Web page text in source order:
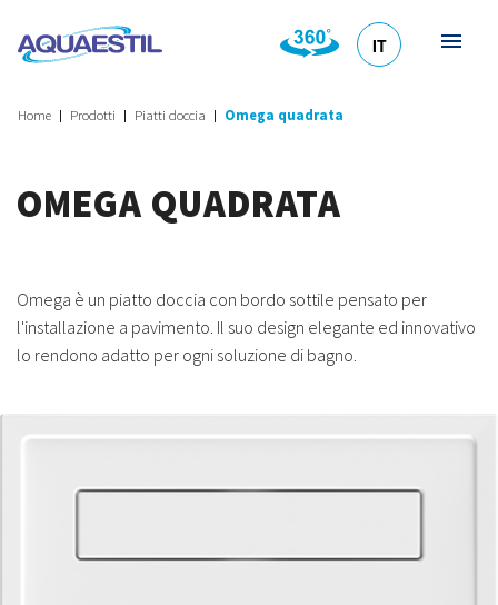
IT
Home Prodotti Piatti doccia Omega quadrata
OMEGA QUADRATA
Omega è un piatto doccia con bordo sottile pensato per
l'installazione a pavimento. Il suo design elegante ed innovativo
lo rendono adatto per ogni soluzione di bagno.